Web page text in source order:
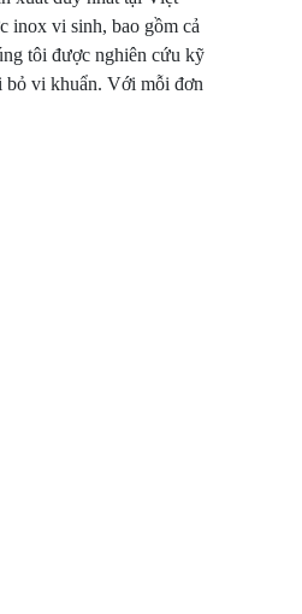
inox vi sinh, bao gồm cả
tôi được nghiên cứu kỹ
bỏ vi khuẩn. Với mỗi đơn